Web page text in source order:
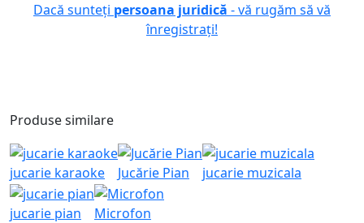
Dacă sunteți persoana juridică - vă rugăm să vă
înregistrați!
Produse similare
jucarie karaoke Jucărie Pian jucarie muzicala
jucarie pian Microfon